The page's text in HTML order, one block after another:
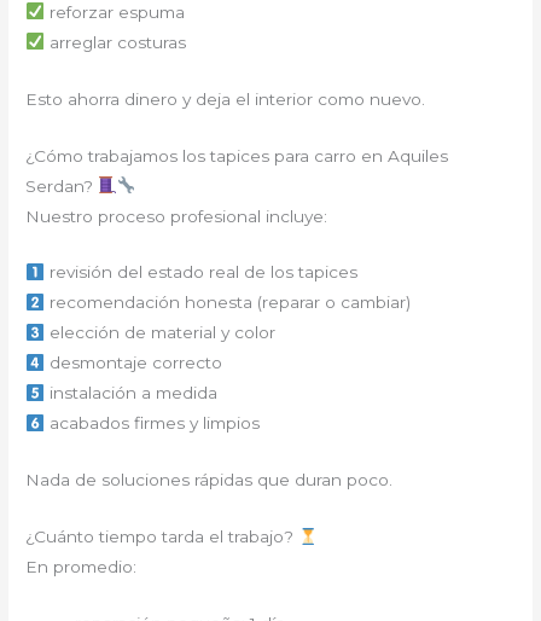
reforzar espuma
arreglar costuras
Esto ahorra dinero y deja el interior como nuevo.
¿Cómo trabajamos los tapices para carro en Aquiles
Serdan?
Nuestro proceso profesional incluye:
revisión del estado real de los tapices
recomendación honesta (reparar o cambiar)
elección de material y color
desmontaje correcto
instalación a medida
acabados firmes y limpios
Nada de soluciones rápidas que duran poco.
¿Cuánto tiempo tarda el trabajo?
En promedio: